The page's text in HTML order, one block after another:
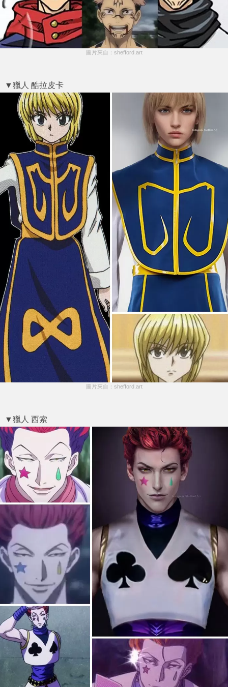
圖片來自：shefford.art
▼獵人 酷拉皮卡
圖片來自：shefford.art
▼獵人 西索